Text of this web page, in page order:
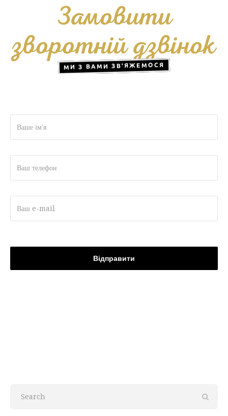
Замовити
зворотній дзвінок
МИ З ВАМИ ЗВ'ЯЖЕМОСЯ